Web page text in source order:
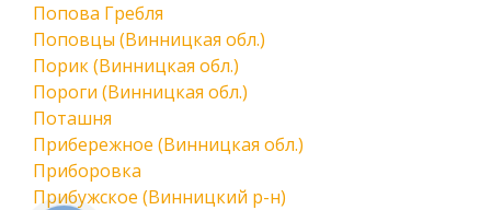
Попова Гребля
Поповцы (Винницкая обл.)
Порик (Винницкая обл.)
Пороги (Винницкая обл.)
Поташня
Прибережное (Винницкая обл.)
Приборовка
Прибужское (Винницкий р-н)